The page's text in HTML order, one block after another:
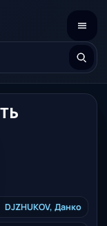
DJZHUKOV, Данко